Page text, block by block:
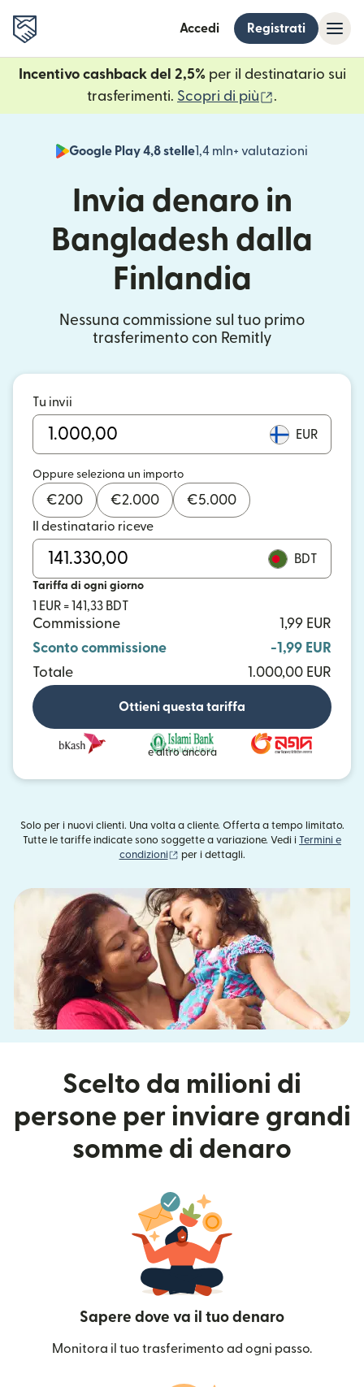
Accedi Registrati
Incentivo cashback del 2,5%per il destinatario sui
trasferimenti. Scopri di più .
Google Play 4,8 stelle1,4 mln+ valutazioni
Invia denaro in
Bangladesh dalla
Finlandia
Nessuna commissione sul tuo primo
trasferimento con Remitly
Tu invii
EUR
Oppure seleziona un importo
€200 €2.000 €5.000
Il destinatario riceve
BDT
Tariffa di ogni giorno
1 EUR = 141,33 BDT
Commissione
1,99 EUR
Sconto commissione
-1,99 EUR
Totale
1.000,00 EUR
Ottieni questa tariffa
e altro ancora
Solo per i nuovi clienti. Una volta a cliente. Offerta a tempo limitato.
Tutte le tariffe indicate sono soggette a variazione. Vedi i Termini e
condizioni
(si apre in una nuova finestra)
per i dettagli.
Scelto da milioni di
persone per inviare grandi
somme di denaro
Sapere dove va il tuo denaro
Monitora il tuo trasferimento ad ogni passo.